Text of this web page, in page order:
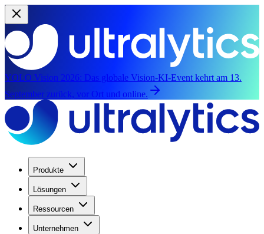
YOLO Vision 2026: Das globale Vision-KI-Event kehrt am 13.
September zurück, vor Ort und online.
Produkte
Lösungen
Ressourcen
Unternehmen